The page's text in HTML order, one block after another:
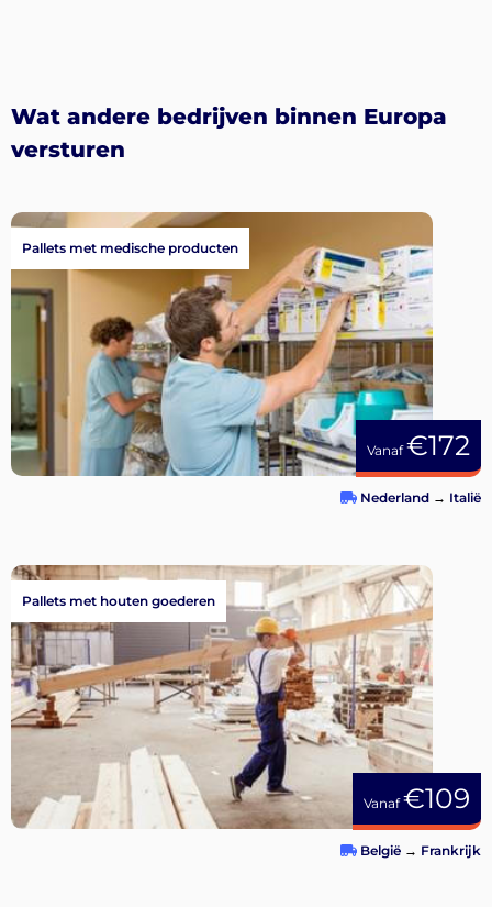
Wat andere bedrijven binnen Europa
versturen
Vanaf€172
Pallets met medische producten
Nederland → Italië
Vanaf€109
Pallets met houten goederen
België → Frankrijk